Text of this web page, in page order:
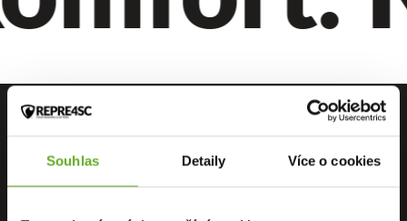
Souhlas Detaily Více o cookies
PŘÍMO OD
OSOBNÍ
DOPRAVA